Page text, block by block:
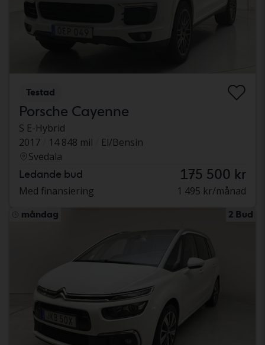
Testad
Porsche Cayenne
S E-Hybrid
2017
14 848 mil
El/Bensin
Svedala
Ledande bud 175 500 kr
Med finansiering 1 495 kr/månad
måndag 2 Bud